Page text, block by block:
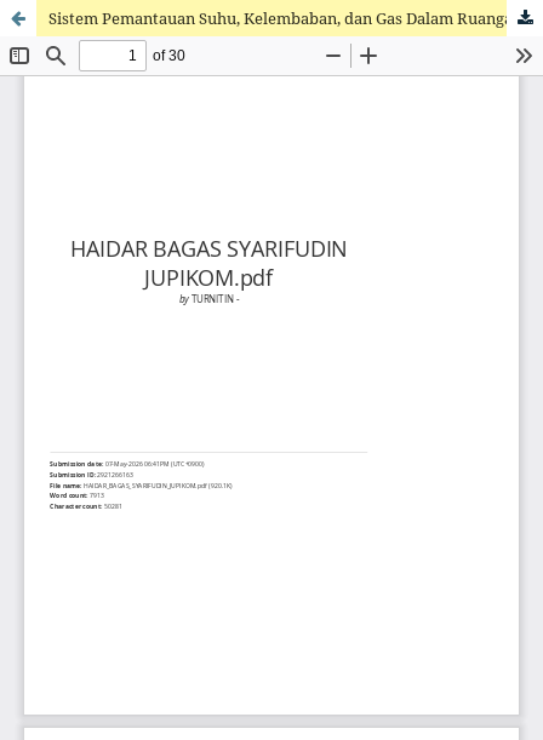
Sistem Pemantauan Suhu, Kelembaban, dan Gas Dalam Ruangan Berbasis Iot Menggunakan Nodemcu Esp8266